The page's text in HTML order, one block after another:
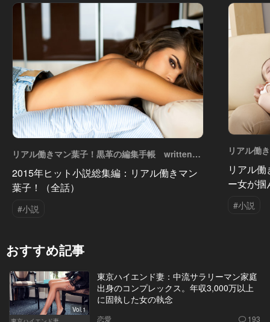
リアル働きマン葉子！黒革の編集手帳 written
by 内埜さくら Vol.18
2015年ヒット小説総集編：リアル働きマン
葉子！（全話）
#小説
リアル働
by 内埜
リアル
ー女が
#小説
おすすめ記事
Vol.1
東京ハイエンド妻：中流サラリーマン家庭
出身のコンプレックス。年収3,000万以上
に固執した女の執念
恋愛 193